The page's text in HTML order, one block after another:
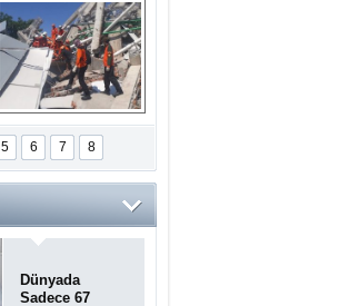
Koronavirüs
hakkında kendinizi
test edin...
Endonezya’daki
deprem: Ölü sayısı
bin 203'e yükseldi
5 6 7 8
Dünyada
Sadece 67